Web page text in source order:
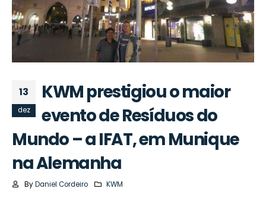
13
dez
KWM prestigiou o maior
evento de Resíduos do
Mundo – a IFAT, em Munique
na Alemanha
By Daniel Cordeiro KWM